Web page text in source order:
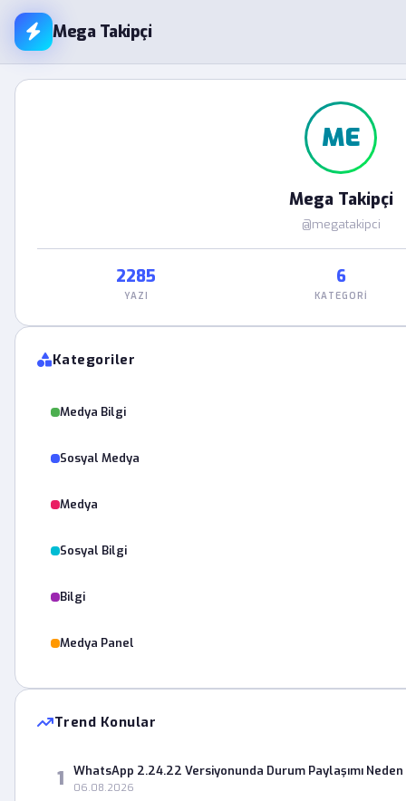
Mega Takipçi
ME
Mega Takipçi
@megatakipci
2285
YAZI
6
KATEGORI
Kategoriler
Medya Bilgi
Sosyal Medya
Medya
Sosyal Bilgi
Bilgi
Medya Panel
Trend Konular
1 WhatsApp 2.24.22 Versiyonunda Durum Paylaşımı
06.08.2026